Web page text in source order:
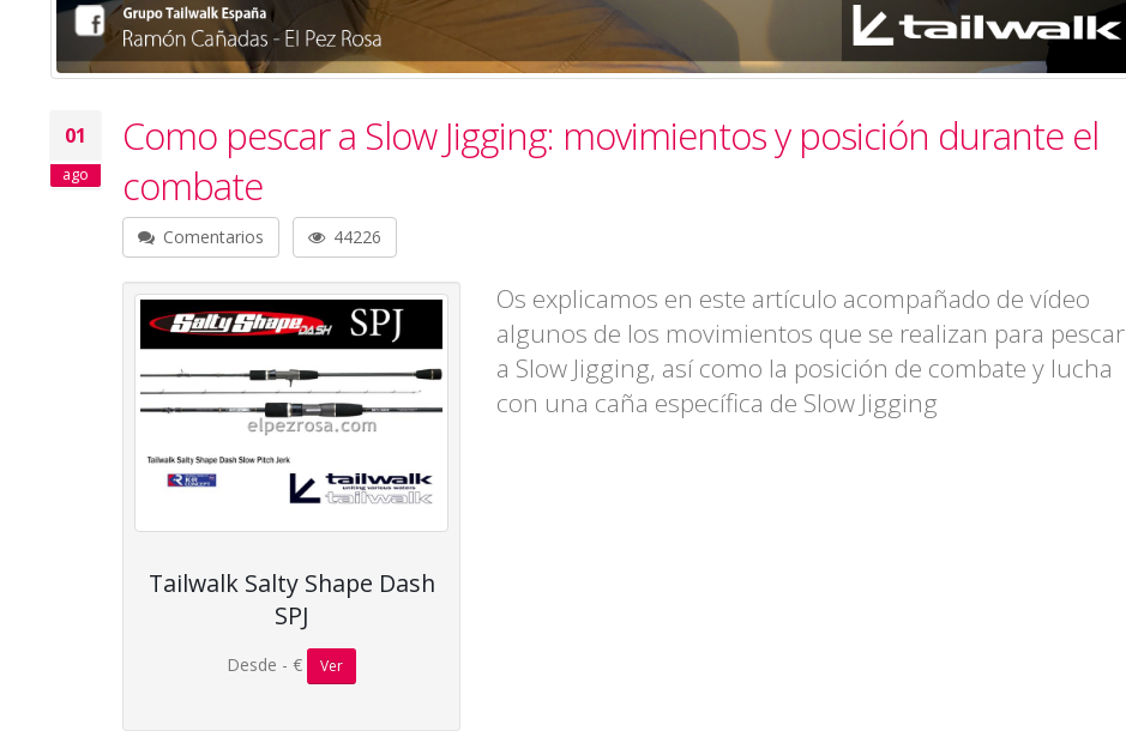
01
ago
Como pescar a Slow Jigging: movimientos y posición durante el
combate
Comentarios 44226
Tailwalk Salty Shape Dash
SPJ
Desde - € Ver
Os explicamos en este artículo acompañado de vídeo
algunos de los movimientos que se realizan para pescar
a Slow Jigging, así como la posición de combate y lucha
con una caña específica de Slow Jigging